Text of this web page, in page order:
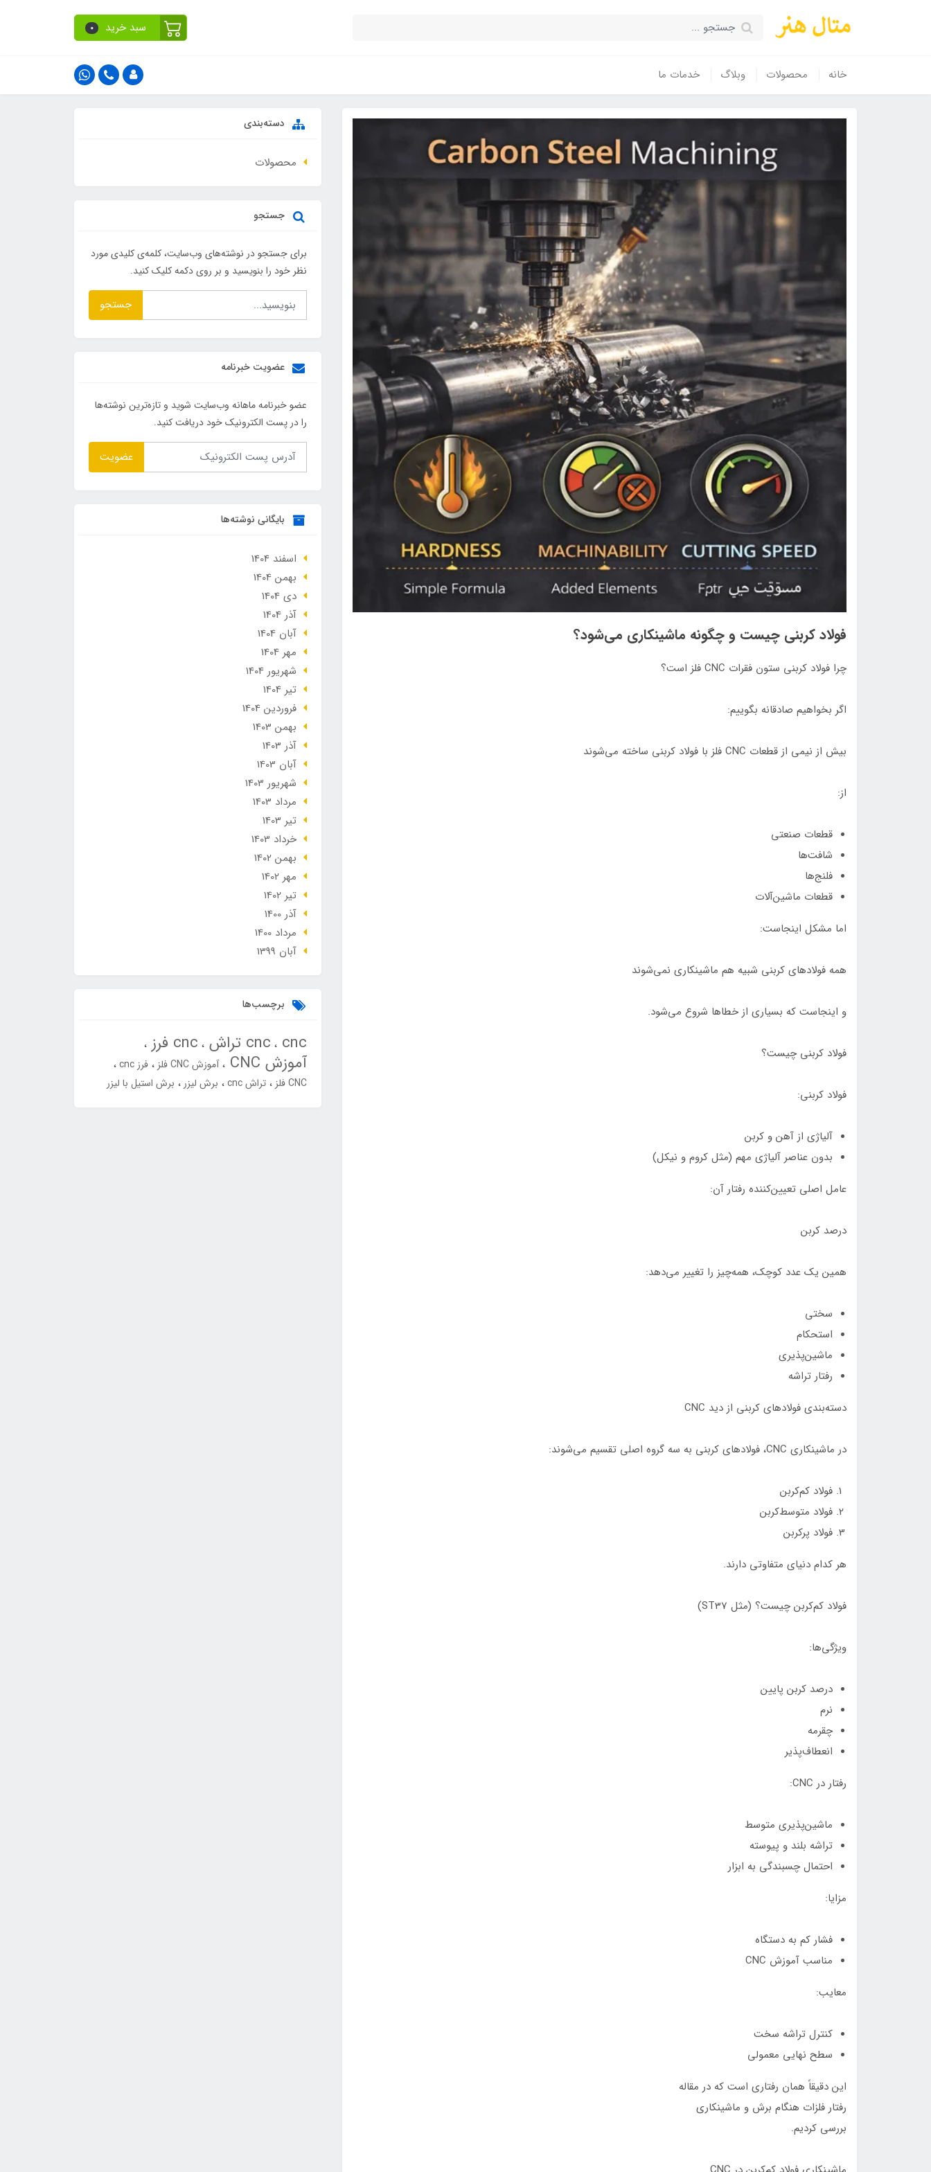
سبد خرید 0
خانه محصولات وبلاگ خدمات ما
فولاد کربنی چیست و چگونه ماشینکاری می‌شود؟
چرا فولاد کربنی ستون فقرات CNC فلز است؟
اگر بخواهیم صادقانه بگوییم:
بیش از نیمی از قطعات CNC فلز با فولاد کربنی ساخته می‌شوند
از:
قطعات صنعتی
شافت‌ها
فلنج‌ها
قطعات ماشین‌آلات
اما مشکل اینجاست:
همه فولادهای کربنی شبیه هم ماشینکاری نمی‌شوند
و اینجاست که بسیاری از خطاها شروع می‌شود.
فولاد کربنی چیست؟
فولاد کربنی:
آلیاژی از آهن و کربن
بدون عناصر آلیاژی مهم (مثل کروم و نیکل)
عامل اصلی تعیین‌کننده رفتار آن:
درصد کربن
همین یک عدد کوچک، همه‌چیز را تغییر می‌دهد:
سختی
استحکام
ماشین‌پذیری
رفتار تراشه
دسته‌بندی فولادهای کربنی از دید CNC
در ماشینکاری CNC، فولادهای کربنی به سه گروه اصلی تقسیم می‌شوند:
فولاد کم‌کربن
فولاد متوسط‌کربن
فولاد پرکربن
هر کدام دنیای متفاوتی دارند.
فولاد کم‌کربن چیست؟ (مثل ST37)
ویژگی‌ها:
درصد کربن پایین
نرم
چقرمه
انعطاف‌پذیر
رفتار در CNC:
ماشین‌پذیری متوسط
تراشه بلند و پیوسته
احتمال چسبندگی به ابزار
مزایا:
فشار کم به دستگاه
مناسب آموزش CNC
معایب:
کنترل تراشه سخت
سطح نهایی معمولی
این دقیقاً همان رفتاری است که در مقاله
رفتار فلزات هنگام برش و ماشینکاری
بررسی کردیم.
دسته‌بندی
محصولات
جستجو
برای جستجو در نوشته‌های وب‌سایت، کلمه‌ی کلیدی مورد
نظر خود را بنویسید و بر روی دکمه کلیک کنید.
جستجو
عضویت خبرنامه
عضو خبرنامه ماهانه وب‌سایت شوید و تازه‌ترین نوشته‌ها
را در پست الکترونیک خود دریافت کنید.
عضویت
بایگانی نوشته‌ها
اسفند 1404
بهمن 1404
دی 1404
آذر 1404
آبان 1404
مهر 1404
شهریور 1404
تير 1404
فروردین 1404
بهمن 1403
آذر 1403
آبان 1403
شهریور 1403
مرداد 1403
تير 1403
خرداد 1403
بهمن 1402
مهر 1402
تير 1402
آذر 1400
مرداد 1400
آبان 1399
برچسب‌ها
cnc cnc تراش
cnc فرز
آموزش CNC
آموزش CNC فلز
فرز cnc
CNC فلز
تراش cnc برش لیزر برش استیل با لیزر